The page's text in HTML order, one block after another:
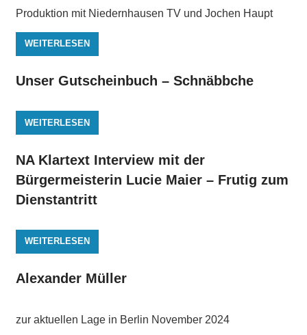
Produktion mit Niedernhausen TV und Jochen Haupt
WEITERLESEN
Unser Gutscheinbuch – Schnäbbche
WEITERLESEN
NA Klartext Interview mit der
Bürgermeisterin Lucie Maier – Frutig zum
Dienstantritt
WEITERLESEN
Alexander Müller
zur aktuellen Lage in Berlin November 2024